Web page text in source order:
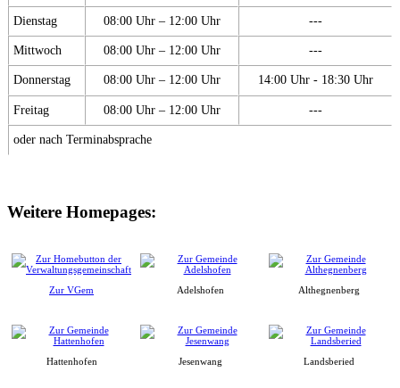
Dienstag 08:00 Uhr – 12:00 Uhr ---
Mittwoch 08:00 Uhr – 12:00 Uhr ---
Donnerstag 08:00 Uhr – 12:00 Uhr 14:00 Uhr - 18:30 Uhr
Freitag 08:00 Uhr – 12:00 Uhr ---
oder nach Terminabsprache
Weitere Homepages:
Zur VGem Adelshofen Althegnenberg
Hattenhofen Jesenwang Landsberied